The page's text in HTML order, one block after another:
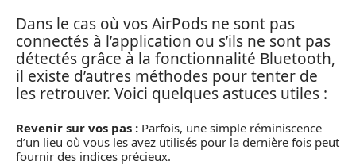
Dans le cas où vos AirPods ne sont pas
connectés à l’application ou s’ils ne sont pas
détectés grâce à la fonctionnalité Bluetooth,
il existe d’autres méthodes pour tenter de
les retrouver. Voici quelques astuces utiles :
Revenir sur vos pas : Parfois, une simple réminiscence
d’un lieu où vous les avez utilisés pour la dernière fois peut
fournir des indices précieux.